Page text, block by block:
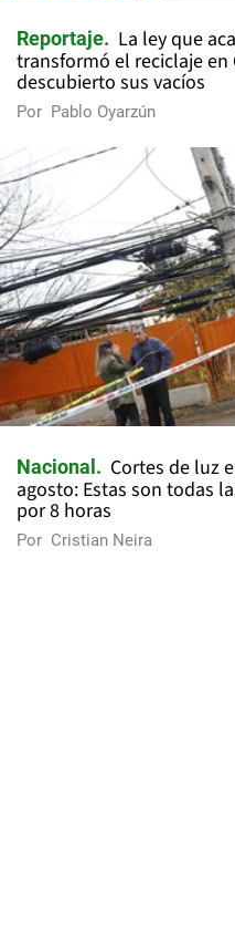
Reportaje
La ley que
transformó el reciclaje en
descubierto sus vacíos
Por Pablo Oyarzún
Nacional
Cortes de luz
agosto: Estas son todas
por 8 horas
Por Cristian Neira